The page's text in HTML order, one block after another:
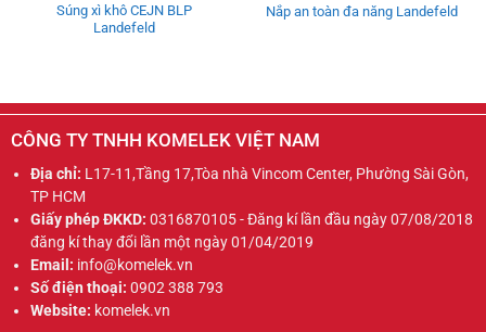
Súng xì khô CEJN BLP
Landefeld
Nắp an toàn đa năng Landefeld
CÔNG TY TNHH KOMELEK VIỆT NAM
Địa chỉ: L17-11,Tầng 17,Tòa nhà Vincom Center, Phường Sài Gòn,
TP HCM
Giấy phép ĐKKD: 0316870105 - Đăng kí lần đầu ngày 07/08/2018
đăng kí thay đổi lần một ngày 01/04/2019
Email: info@komelek.vn
Số điện thoại: 0902 388 793
Website: komelek.vn